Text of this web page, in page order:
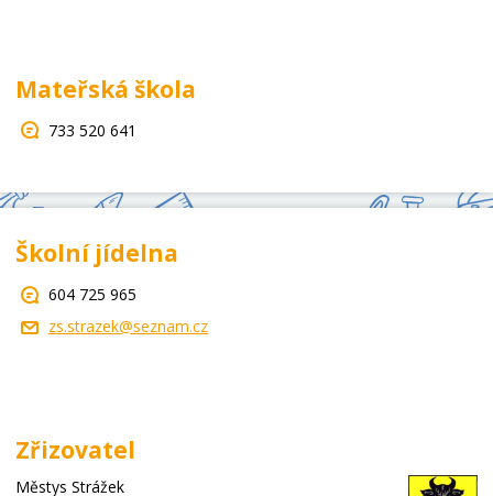
Mateřská škola
733 520 641
Školní jídelna
604 725 965
zs.strazek@seznam.cz
Zřizovatel
Městys Strážek